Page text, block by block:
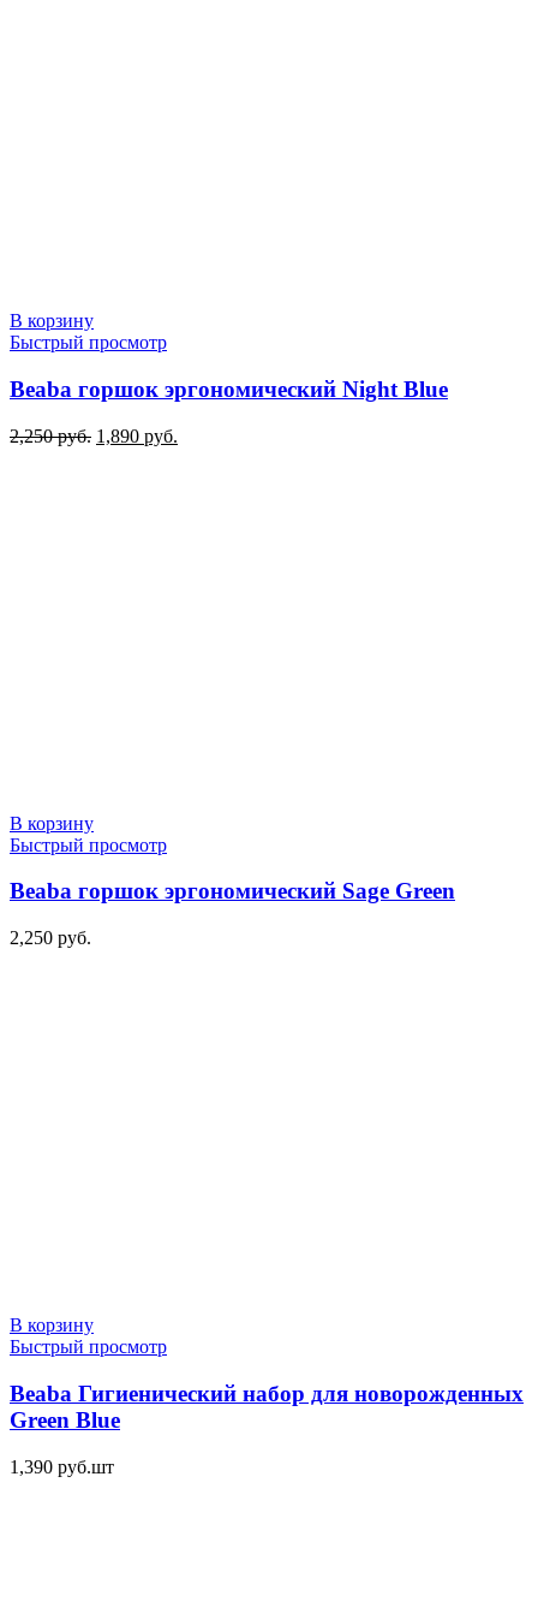
В корзину
Быстрый просмотр
Beaba горшок эргономический Night Blue
2,250руб. Первоначальная
1,890 руб.
В корзину
Быстрый просмотр
Beaba горшок эргономический Sage Green
2,250 руб.
В корзину
Быстрый просмотр
Beaba Гигиенический набор для новорожденных
Green Blue
1,390 руб.шт